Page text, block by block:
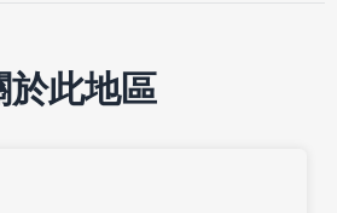
於此地區